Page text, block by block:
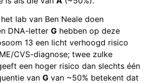
lab van Ben Neale doen
DNA-letter G hebben op deze
13 een licht verhoogd risico
CVS-diagnose; twee zulke
een hoger risico dan slechts één
van G van ~50% betekent dat